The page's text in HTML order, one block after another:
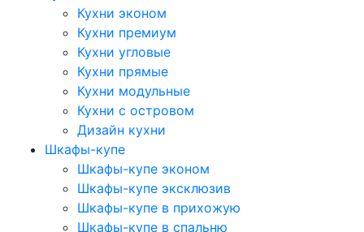
Кухни эконом
Кухни премиум
Кухни угловые
Кухни прямые
Кухни модульные
Кухни с островом
Дизайн кухни
Шкафы-купе
Шкафы-купе эконом
Шкафы-купе эксклюзив
Шкафы-купе в прихожую
Шкафы-купе в спальню